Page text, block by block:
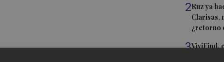
2Ruz ya
Clarisas,
¿retorno
3ViviFind,
surgido